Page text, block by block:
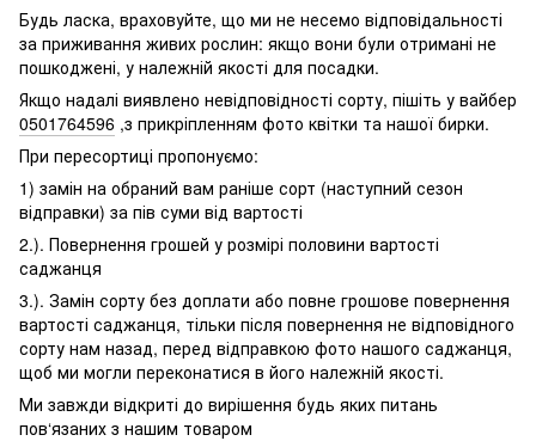
Будь ласка, враховуйте, що ми не несемо відповідальності
за приживання живих рослин: якщо вони були отримані не
пошкоджені, у належній якості для посадки.
Якщо надалі виявлено невідповідності сорту, пішіть у вайбер
0501764596 ,з прикріпленням фото квітки та нашої бирки.
При пересортиці пропонуємо:
1) замін на обраний вам раніше сорт (наступний сезон
відправки) за пів суми від вартості
2.). Повернення грошей у розмірі половини вартості
саджанця
3.). Замін сорту без доплати або повне грошове повернення
вартості саджанця, тільки після повернення не відповідного
сорту нам назад, перед відправкою фото нашого саджанця,
щоб ми могли переконатися в його належній якості.
Ми завжди відкриті до вирішення будь яких питань
пов‘язаних з нашим товаром